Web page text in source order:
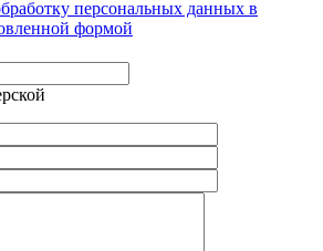
персональных данных в
формой